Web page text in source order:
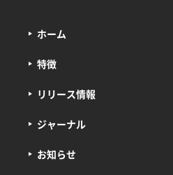
ホーム
特徴
リリース情報
ジャーナル
お知らせ